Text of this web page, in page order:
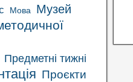
Мова Музей
Предметні тижні
Проєкти